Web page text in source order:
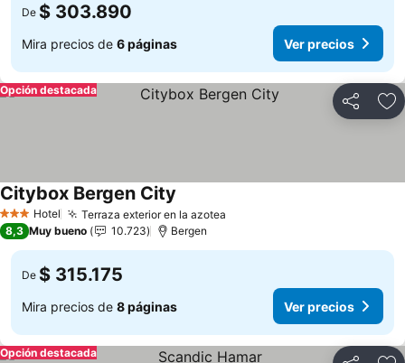
De $ 303.890
Mira precios de 6 páginas Ver precios
Compartir
Opción destacada
3 Estrellas
Hotel Terraza exterior en la azotea
Citybox Bergen City
8,3 Muy bueno 10.723 Bergen
De $ 315.175
Mira precios de 8 páginas Ver precios
Opción destacada